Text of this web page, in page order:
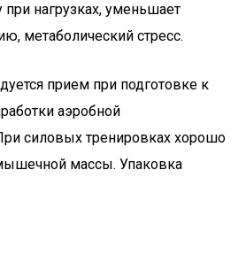
при нагрузках, уменьшает
метаболический стресс.
прием при подготовке к
аэробной
силовых тренировках хорошо
массы. Упаковка